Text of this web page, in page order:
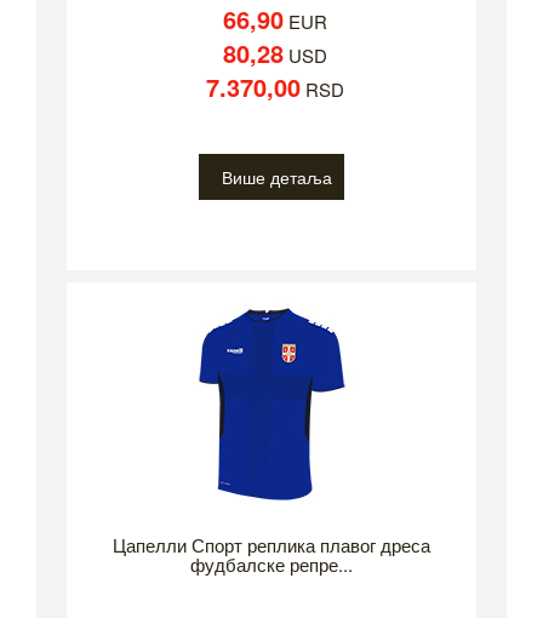
66,90EUR
80,28USD
7.370,00RSD
Више детаља
Цапелли Спорт реплика плавог дреса
фудбалске репре...